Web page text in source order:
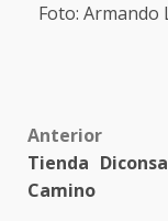
Foto: Armando
Post
Anterior
Tienda
Camino